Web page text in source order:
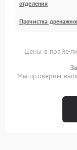
отделения
Прочистка
Цены в прайс-
Мы проверим